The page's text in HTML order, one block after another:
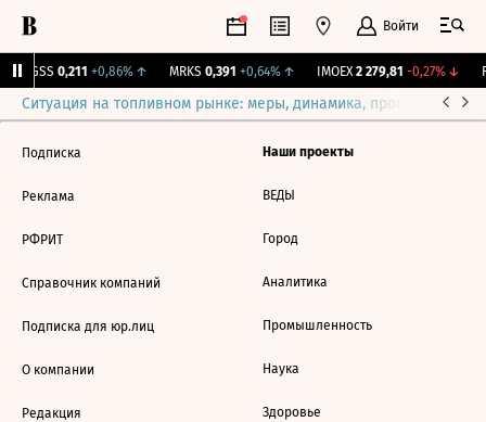
Войти
RGSS 0,211 +0,86%↑ MRKS 0,391 +0,64%↑ IMOEX 2 279,81 -0,27%↓
Ситуация на топливном рынке: меры, динамика, прогнозы
Подписка
Реклама
РФРИТ
Справочник компаний
Подписка для юр.лиц
О компании
Редакция
Наши проекты
ВЕДЫ
Город
Аналитика
Промышленность
Наука
Здоровье